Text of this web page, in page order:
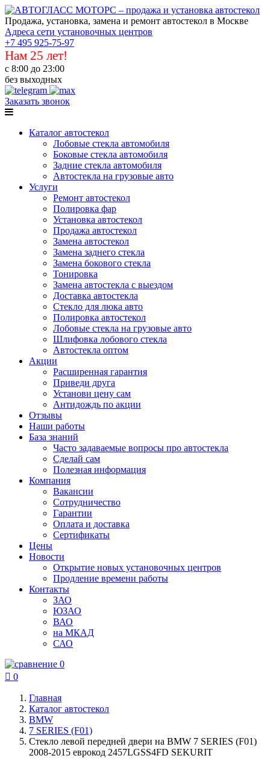
Продажа, установка, замена и ремонт автостекол в Москве
Адреса сети установочных центров
+7 495 925-75-97
Нам 25 лет!
с 8:00 до 23:00
без выходных
Заказать звонок
Каталог автостекол
Лобовые стекла автомобиля
Боковые стекла автомобиля
Задние стекла автомобиля
Автостекла на грузовые авто
Услуги
Ремонт автостекол
Полировка фар
Установка автостекол
Продажа автостекол
Замена автостекол
Замена заднего стекла
Замена бокового стекла
Тонировка
Замена автостекла с выездом
Доставка автостекла
Стекло для люка авто
Полировка автостекол
Лобовые стекла на грузовые авто
Шлифовка лобового стекла
Автостекла оптом
Акции
Расширенная гарантия
Приведи друга
Установи цену сам
Антидождь по акции
Отзывы
Наши работы
База знаний
Часто задаваемые вопросы про автостекла
Сделай сам
Полезная информация
Компания
Вакансии
Сотрудничество
Гарантии
Оплата и доставка
Сертификаты
Цены
Новости
Открытие новых установочных центров
Продление времени работы
Контакты
ЗАО
ЮЗАО
ВАО
на МКАД
САО
0
 0
Главная
Каталог автостекол
BMW
7 SERIES (F01)
Стекло левой передней двери на BMW 7 SERIES (F01)
2008-2015 еврокод 2457LGSS4FD SEKURIT